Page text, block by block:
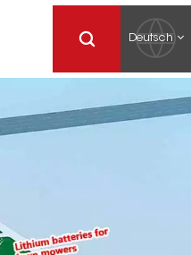
Deutsch